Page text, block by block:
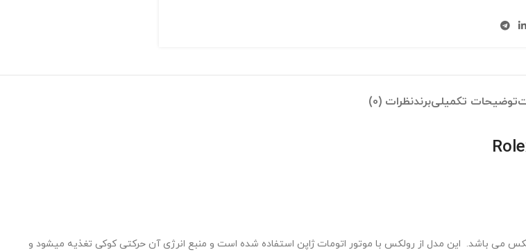
توضیحات تکمیلیبرندنظرات (0)
می باشد. این مدل از رولکس با موتور اتومات ژاپن استفاده شده است و منبع انرژی آن حرکتی کوکی تغذیه میشود و